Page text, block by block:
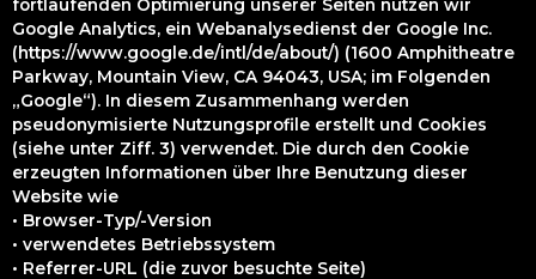
fortlaufenden Optimierung unserer Seiten nutzen wir
Google Analytics, ein Webanalysedienst der Google Inc.
(https://www.google.de/intl/de/about/) (1600 Amphitheatre
Parkway, Mountain View, CA 94043, USA; im Folgenden
„Google“). In diesem Zusammenhang werden
pseudonymisierte Nutzungsprofile erstellt und Cookies
(siehe unter Ziff. 3) verwendet. Die durch den Cookie
erzeugten Informationen über Ihre Benutzung dieser
Website wie
• Browser-Typ/-Version
• verwendetes Betriebssystem
• Referrer-URL (die zuvor besuchte Seite)